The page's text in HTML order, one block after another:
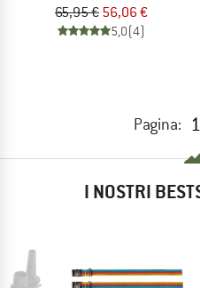
65,95 € 56,06 €
5,0(4)
Pagina: 1
I NOSTRI